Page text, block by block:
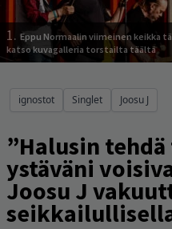
1. Eppu Normaalin viimeinen keikka
katso kuvagalleria torstailta täältä
ignostot Singlet Joosu J
”Halusin
ystäväni
Joosu J